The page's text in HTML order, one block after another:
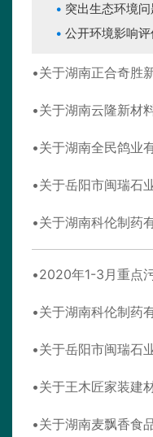
突出生态环境
公开环境影响评